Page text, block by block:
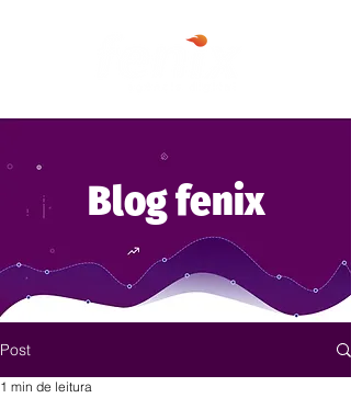
Blog fenix
Post
1 min de leitura